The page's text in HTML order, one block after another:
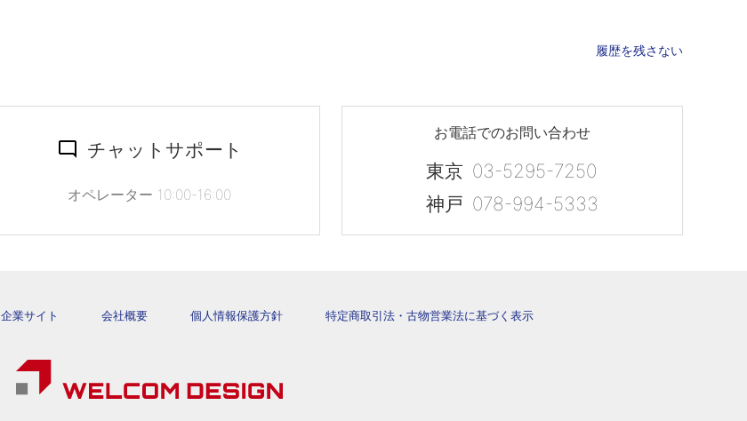
履歴を残さない
チャットサポート
オペレーター 10:00-16:00
お電話でのお問い合わせ
東京 03-5295-7250
神戸 078-994-5333
企業サイト 会社概要 個人情報保護方針 特定商取引法・古物営業法に基づく表示